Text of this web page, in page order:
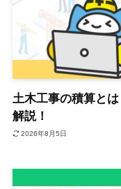
土木工事の積算と
解説！
2026年8月5日